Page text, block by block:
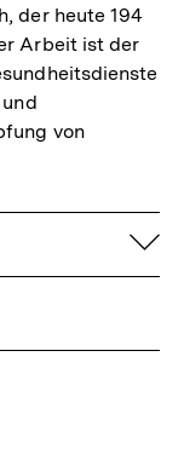
der heute 194
Arbeit ist der
von